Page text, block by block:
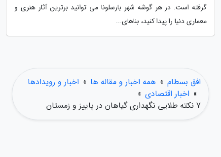
گرفته است. در هر گوشه شهر بارسلونا می توانید برترین آثار هنری و
معماری دنیا را پیدا کنید، بناهای...
افق بسطام » همه اخبار و مقاله ها » اخبار و رویدادها
» اخبار اقتصادی »
7 نکته طلایی نگهداری گیاهان در پاییز و زمستان